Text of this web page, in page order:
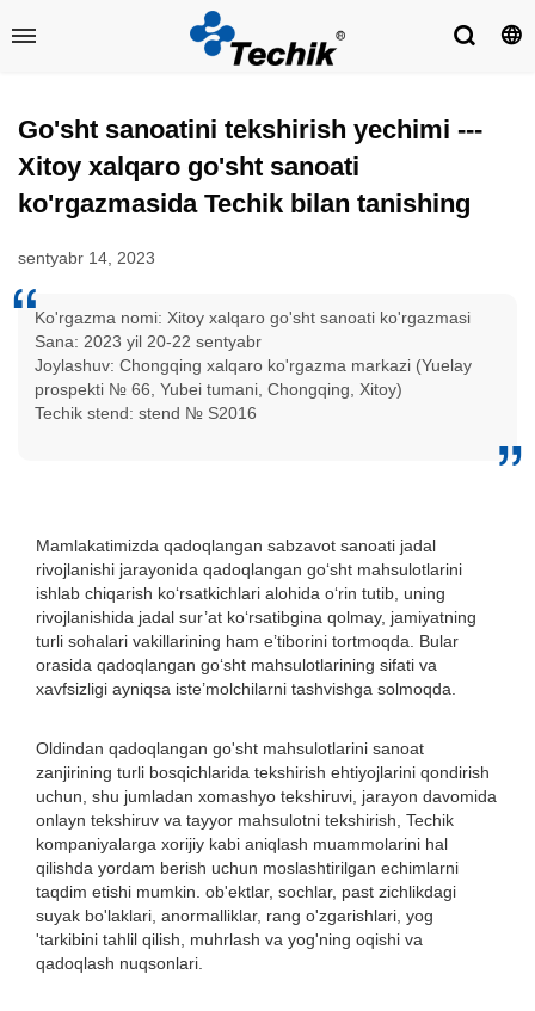
Go'sht sanoatini tekshirish yechimi ---
Xitoy xalqaro go'sht sanoati
ko'rgazmasida Techik bilan tanishing
sentyabr 14, 2023
Ko'rgazma nomi: Xitoy xalqaro go'sht sanoati ko'rgazmasi
Sana: 2023 yil 20-22 sentyabr
Joylashuv: Chongqing xalqaro ko'rgazma markazi (Yuelay
prospekti № 66, Yubei tumani, Chongqing, Xitoy)
Techik stend: stend № S2016
Mamlakatimizda qadoqlangan sabzavot sanoati jadal
rivojlanishi jarayonida qadoqlangan go‘sht mahsulotlarini
ishlab chiqarish ko‘rsatkichlari alohida o‘rin tutib, uning
rivojlanishida jadal sur’at ko‘rsatibgina qolmay, jamiyatning
turli sohalari vakillarining ham e’tiborini tortmoqda. Bular
orasida qadoqlangan go‘sht mahsulotlarining sifati va
xavfsizligi ayniqsa iste’molchilarni tashvishga solmoqda.
Oldindan qadoqlangan go'sht mahsulotlarini sanoat
zanjirining turli bosqichlarida tekshirish ehtiyojlarini qondirish
uchun, shu jumladan xomashyo tekshiruvi, jarayon davomida
onlayn tekshiruv va tayyor mahsulotni tekshirish, Techik
kompaniyalarga xorijiy kabi aniqlash muammolarini hal
qilishda yordam berish uchun moslashtirilgan echimlarni
taqdim etishi mumkin. ob'ektlar, sochlar, past zichlikdagi
suyak bo'laklari, anormalliklar, rang o'zgarishlari, yog
'tarkibini tahlil qilish, muhrlash va yog'ning oqishi va
qadoqlash nuqsonlari.